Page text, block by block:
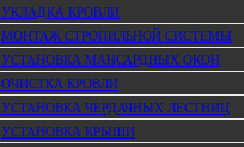
УКЛАДКА КРОВЛИ
МОНТАЖ СТРОПИЛЬНОЙ СИСТЕМЫ
УСТАНОВКА МАНСАРДНЫХ ОКОН
ОЧИСТКА КРОВЛИ
УСТАНОВКА ЧЕРДАЧНЫХ ЛЕСТНИЦ
УСТАНОВКА КРЫШИ